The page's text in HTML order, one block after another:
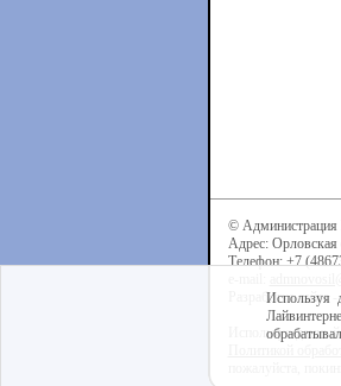
© Администрация
Адрес: Орловская
Телефон: +7
Разработка сайта -
Используя
Используя